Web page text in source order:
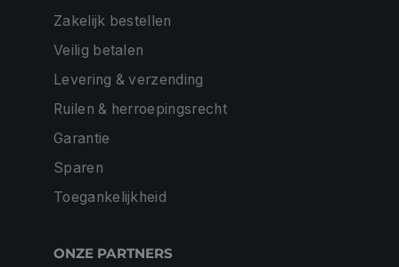
Zakelijk bestellen
Veilig betalen
Levering & verzending
Ruilen & herroepingsrecht
Garantie
Sparen
Toegankelijkheid
ONZE PARTNERS